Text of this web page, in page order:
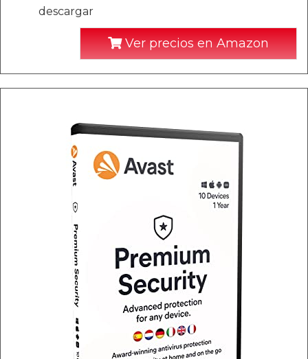
descargar
Ver precios en Amazon